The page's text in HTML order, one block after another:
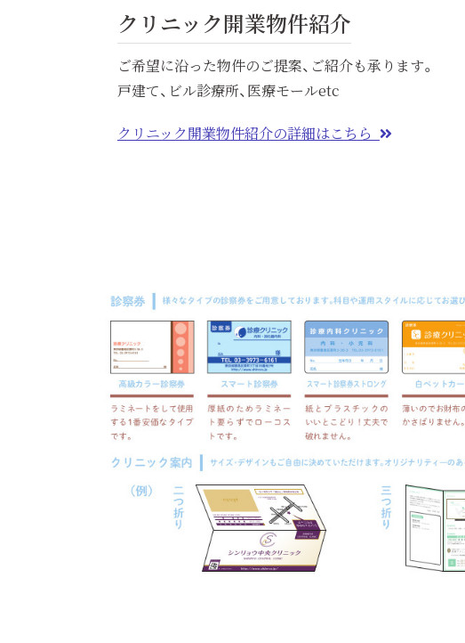
クリニック開業物件紹介
ご希望に沿った物件のご提案、ご紹介も承ります。
戸建て、ビル診療所、医療モールetc
クリニック開業物件紹介の詳細はこちら